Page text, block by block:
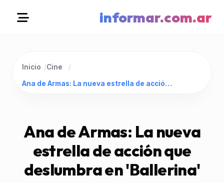
informar.com.ar
Inicio /Cine /
Ana de Armas: La nueva estrella de acción que deslumbra en 'Ballerina'
Ana de Armas: La nueva
estrella de acción que
deslumbra en 'Ballerina'